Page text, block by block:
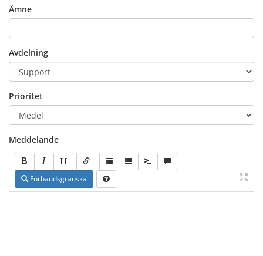
Ämne
Avdelning
Prioritet
Meddelande
Förhandsgranska